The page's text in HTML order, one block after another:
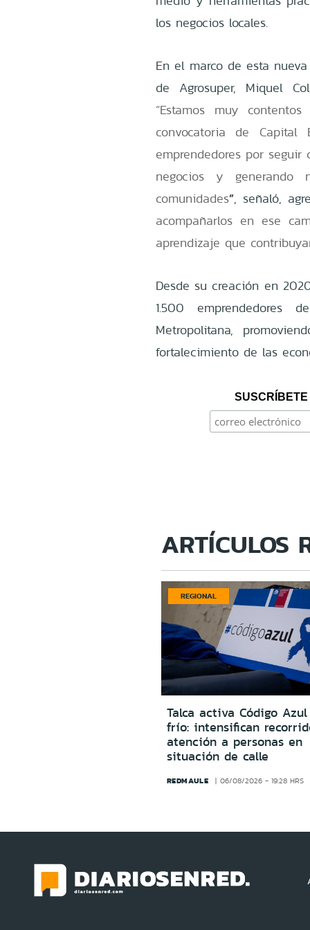
los negocios locales.
En el marco de esta
de Agrosuper, Miquel
“Estamos muy
convocatoria de Capital
emprendedores por
negocios y generando
comunidades”, señaló,
acompañarlos en ese
aprendizaje que
Desde su creación en
1.500 emprendedores
Metropolitana,
fortalecimiento de las
ARTÍCULOS
REGIONAL
Talca activa Código
frío: intensifican
atención a personas en
situación de calle
REDMAULE 06/08/2026 - 19:28 HRS